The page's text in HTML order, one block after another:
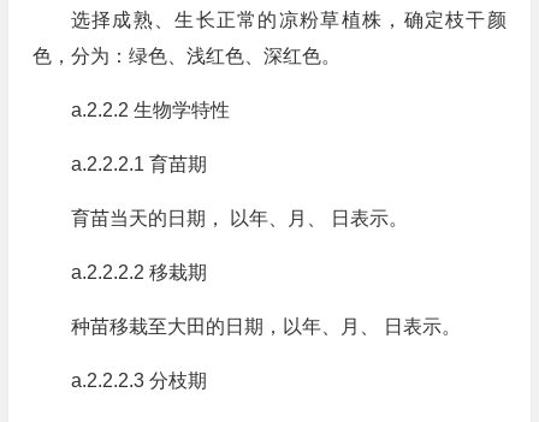
选择成熟、生长正常的凉粉草植株，确定枝干颜
色，分为：绿色、浅红色、深红色。
a.2.2.2 生物学特性
a.2.2.2.1 育苗期
育苗当天的日期， 以年、月、 日表示。
a.2.2.2.2 移栽期
种苗移栽至大田的日期，以年、月、 日表示。
a.2.2.2.3 分枝期